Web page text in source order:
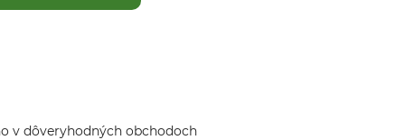
v dôveryhodných obchodoch